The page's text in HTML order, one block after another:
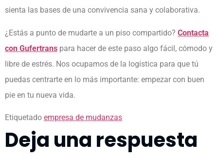
sienta las bases de una convivencia sana y colaborativa.
¿Estás a punto de mudarte a un piso compartido? Contacta
con Gufertrans para hacer de este paso algo fácil, cómodo y
libre de estrés. Nos ocupamos de la logística para que tú
puedas centrarte en lo más importante: empezar con buen
pie en tu nueva vida.
Etiquetado empresa de mudanzas
Deja una respuesta